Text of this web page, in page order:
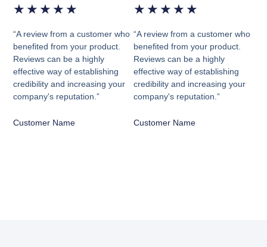
★ ★ ★ ★ ★
“A review from a customer who
benefited from your product.
Reviews can be a highly
effective way of establishing
credibility and increasing your
company's reputation.”
Customer Name
★ ★ ★ ★ ★
“A review from a customer who
benefited from your product.
Reviews can be a highly
effective way of establishing
credibility and increasing your
company's reputation.”
Customer Name